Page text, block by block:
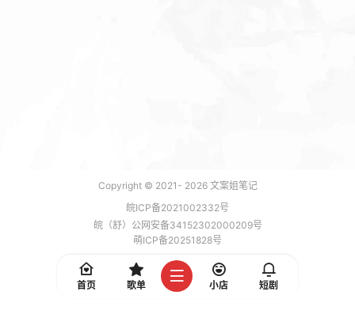
Copyright © 2021- 2026文案姐笔记
皖ICP备2021002332号
皖（舒）公网安备34152302000209号
萌ICP备20251828号
加载 7 能，功耗 0.1711 焦耳
首页
歌单 小店 短剧